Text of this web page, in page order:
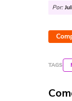
Por:
TAGS